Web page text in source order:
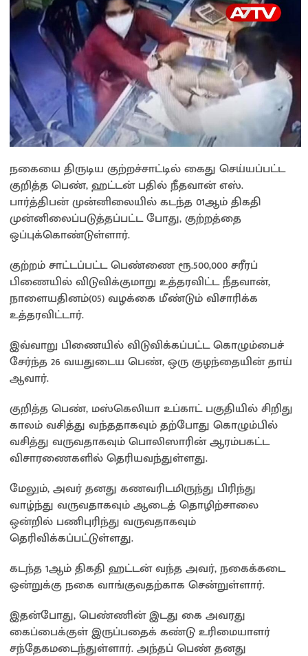
நகையை திருடிய குற்றச்சாட்டில் கைது செய்யப்பட்ட
குறித்த பெண், ஹட்டன் பதில் நீதவான் எஸ்.
பார்த்திபன் முன்னிலையில் கடந்த 01ஆம் திகதி
முன்னிலைப்படுத்தப்பட்ட போது, குற்றத்தை
ஒப்புக்கொண்டுள்ளார்.
குற்றம் சாட்டப்பட்ட பெண்ணை ரூ.500,000 சரீரப்
பிணையில் விடுவிக்குமாறு உத்தரவிட்ட நீதவான்,
நாளையதினம்(05) வழக்கை மீண்டும் விசாரிக்க
உத்தரவிட்டார்.
இவ்வாறு பிணையில் விடுவிக்கப்பட்ட கொழும்பைச்
சேர்ந்த 26 வயதுடைய பெண், ஒரு குழந்தையின் தாய்
ஆவார்.
குறித்த பெண், மஸ்கெலியா உப்காட் பகுதியில் சிறிது
காலம் வசித்து வந்ததாகவும் தற்போது கொழும்பில்
வசித்து வருவதாகவும் பொலிஸாரின் ஆரம்பகட்ட
விசாரணைகளில் தெரியவந்துள்ளது.
மேலும், அவர் தனது கணவரிடமிருந்து பிரிந்து
வாழ்ந்து வருவதாகவும் ஆடைத் தொழிற்சாலை
ஒன்றில் பணிபுரிந்து வருவதாகவும்
தெரிவிக்கப்பட்டுள்ளது.
கடந்த 1ஆம் திகதி ஹட்டன் வந்த அவர், நகைக்கடை
ஒன்றுக்கு நகை வாங்குவதற்காக சென்றுள்ளார்.
இதன்போது, பெண்ணின் இடது கை அவரது
கைப்பைக்குள் இருப்பதைக் கண்டு உரிமையாளர்
சந்தேகமடைந்துள்ளார். அந்தப் பெண் தனது